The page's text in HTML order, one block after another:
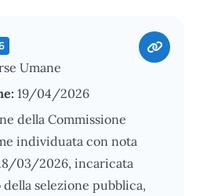
Umane
19/04/2026
della Commissione
individuata con nota
03/2026, incaricata
della selezione pubblica,